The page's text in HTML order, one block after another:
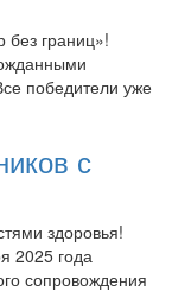
границ»!
победители уже
с
здоровья!
2025 года
сопровождения